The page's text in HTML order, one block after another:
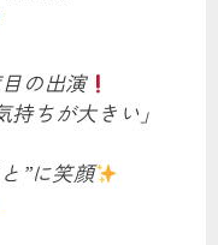
の出演
ちが大きい」
”に笑顔